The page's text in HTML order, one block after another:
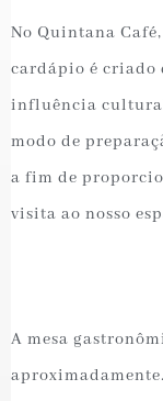
No Quintana
cardápio é criado
influência
modo de
a fim de
visita ao nosso
A mesa